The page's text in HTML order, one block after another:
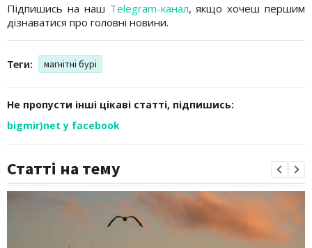
Підпишись на наш Telegram-канал, якщо хочеш першим
дізнаватися про головні новини.
Теги: магнітні бурі
Не пропусти інші цікаві статті, підпишись:
bigmir)net у facebook
Статті на тему